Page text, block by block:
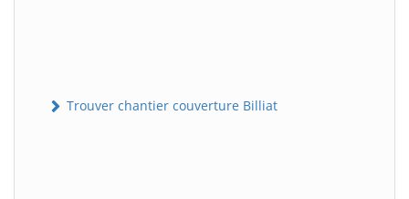
Trouver chantier couverture Billiat